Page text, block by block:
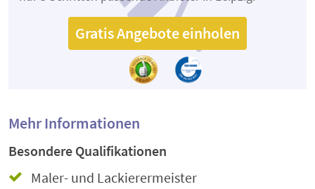
Gratis Angebote einholen
Mehr Informationen
Besondere Qualifikationen
Maler- und Lackierermeister